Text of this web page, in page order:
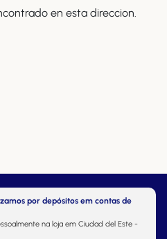
en esta direccion.
por depósitos em contas de
na loja em Ciudad del Este -